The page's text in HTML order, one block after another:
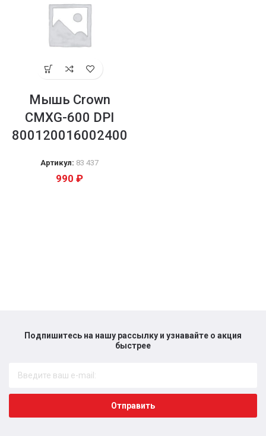
Мышь Crown
CMXG-600 DPI
800120016002400
Артикул: 83 437
990 ₽
Подпишитесь на нашу рассылку и узнавайте о акция
быстрее​
Отправить